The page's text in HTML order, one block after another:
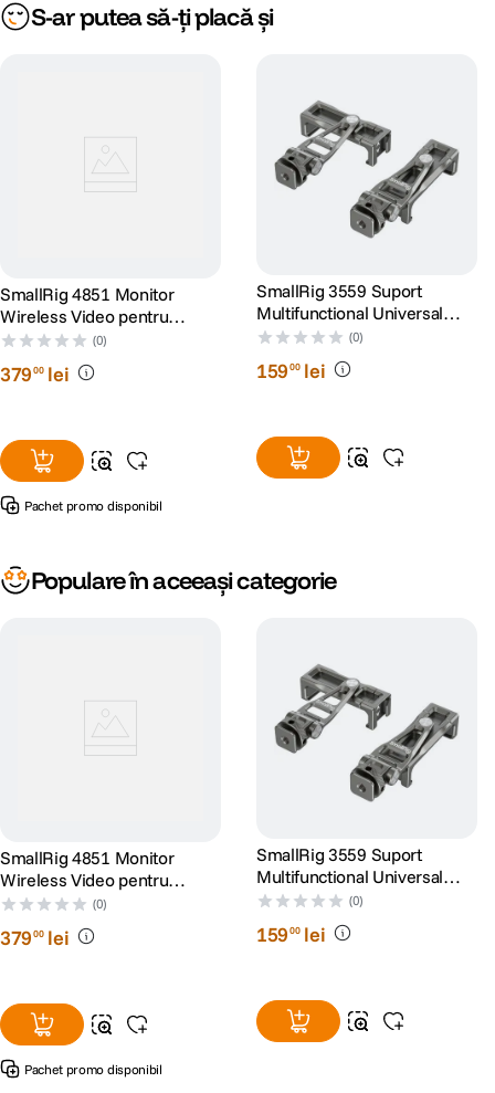
S-ar putea să-ți placă și
SmallRig 4851 Monitor
Wireless Video pentru
Phone Vlog Kit
(0)
37900 lei
Pachet promo disponibil
SmallRig 3559 Suport
Multifunctional Universal
Metalic pentru Smartphone
(0)
15900 lei
Populare în aceeași categorie
SmallRig 4851 Monitor
Wireless Video pentru
Phone Vlog Kit
(0)
37900 lei
Pachet promo disponibil
SmallRig 3559 Suport
Multifunctional Universal
Metalic pentru Smartphone
(0)
15900 lei